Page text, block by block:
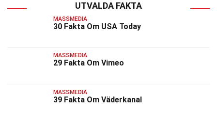
UTVALDA FAKTA
MASSMEDIA
30 Fakta Om USA Today
MASSMEDIA
29 Fakta Om Vimeo
MASSMEDIA
39 Fakta Om Väderkanal